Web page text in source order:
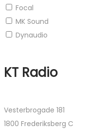
Focal
MK Sound
Dynaudio
KT Radio
Vesterbrogade 181
1800 Frederiksberg C